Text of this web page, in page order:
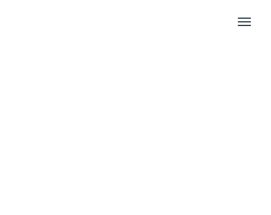
Toggle